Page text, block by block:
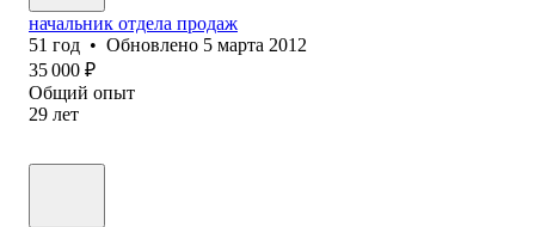
начальник отдела продаж
51 год • Обновлено 5 марта 2012
35 000 ₽
Общий опыт
29 лет